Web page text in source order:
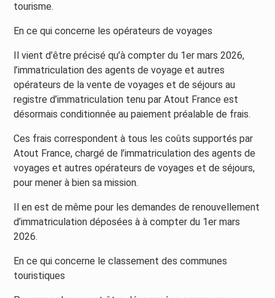
tourisme.
En ce qui concerne les opérateurs de voyages
Il vient d’être précisé qu’à compter du 1er mars 2026,
l’immatriculation des agents de voyage et autres
opérateurs de la vente de voyages et de séjours au
registre d’immatriculation tenu par Atout France est
désormais conditionnée au paiement préalable de frais.
Ces frais correspondent à tous les coûts supportés par
Atout France, chargé de l’immatriculation des agents de
voyages et autres opérateurs de voyages et de séjours,
pour mener à bien sa mission.
Il en est de même pour les demandes de renouvellement
d’immatriculation déposées à à compter du 1er mars
2026.
En ce qui concerne le classement des communes
touristiques